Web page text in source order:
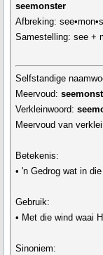
seemonster
Afbreking:
Samestelling: see +
Selfstandige
Meervoud:
Verkleinwoord:
Meervoud van
Betekenis:
• 'n Gedrog wat in
Gebruik:
• Met die wind waai
Sinoniem: